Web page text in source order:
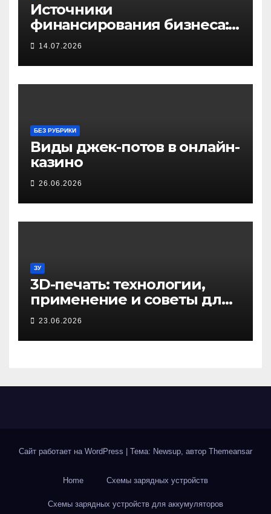
Источники
финансирования бизнеса:
от собственных средств до
частных инвестиций
14.07.2026
БЕЗ РУБРИКИ
Виды джек-потов в онлайн-
казино
26.06.2026
ЗУ
3D-печать: технологии,
применение и советы для
начинающих
23.06.2026
Сайт работает на WordPress Тема: Newsup, автор Themeansar
Home Схемы зарядных устройств
Схемы зарядных устройств для аккумуляторов